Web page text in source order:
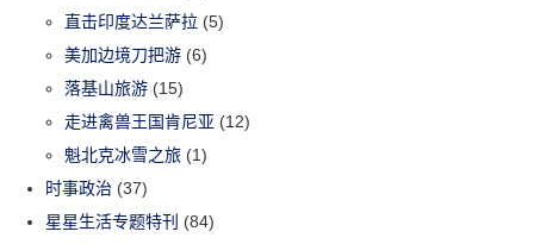
直击印度达兰萨拉 (5)
美加边境刀把游 (6)
落基山旅游 (15)
走进禽兽王国肯尼亚 (12)
魁北克冰雪之旅 (1)
时事政治 (37)
星星生活专题特刊 (84)